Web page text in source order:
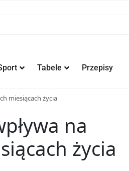
Tabele Przepisy
miesiącach życia
na
życia